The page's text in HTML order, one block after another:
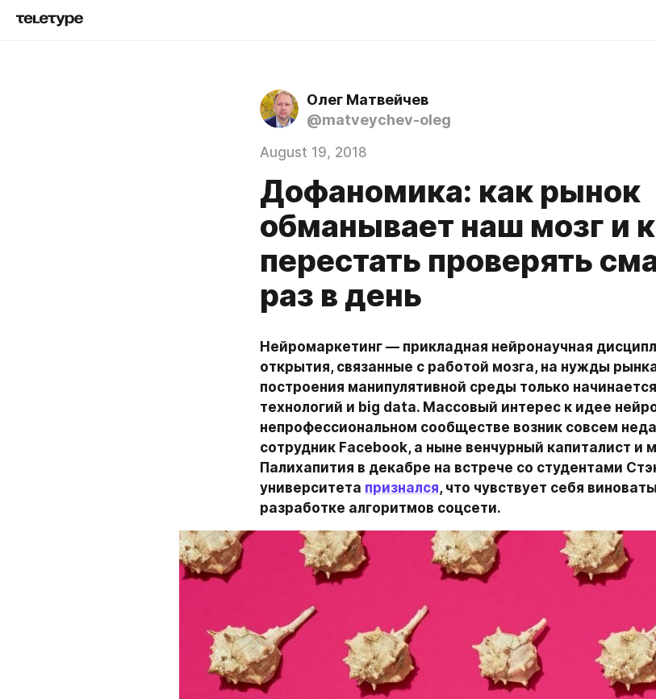
Олег Матвейчев
@matveychev-oleg
August 19, 2018
Дофаномика: как рынок
обманывает наш мозг и
перестать проверять
раз в день
Нейромаркетинг — прикладная нейронаучная
открытия, связанные с работой мозга, на нужды
построения манипулятивной среды только
технологий и big data. Массовый интерес к идее
непрофессиональном сообществе возник совсем
сотрудник Facebook, а ныне венчурный капиталист и
Палихапития в декабре на встрече со студентами
университета признался, что чувствует себя
разработке алгоритмов соцсети.